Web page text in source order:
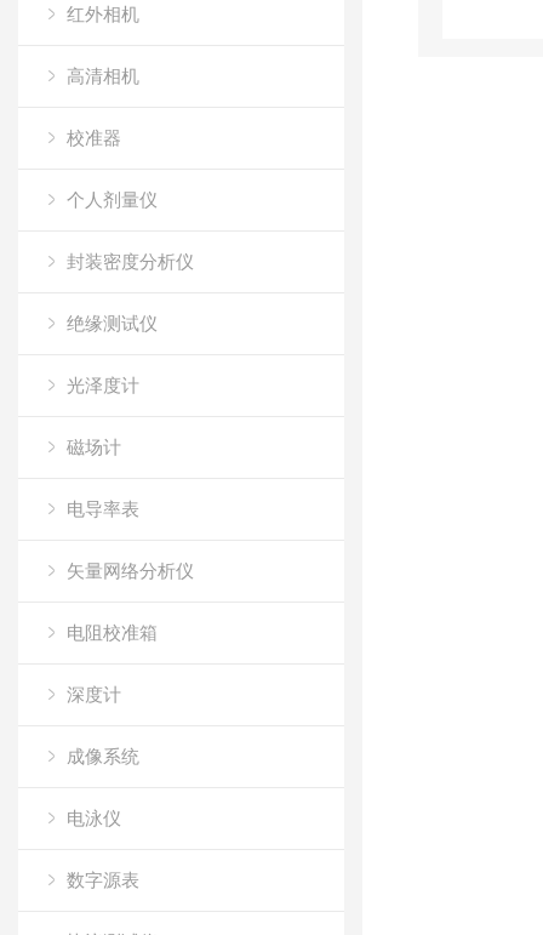
红外相机
高清相机
校准器
个人剂量仪
封装密度分析仪
绝缘测试仪
光泽度计
磁场计
电导率表
矢量网络分析仪
电阻校准箱
深度计
成像系统
电泳仪
数字源表